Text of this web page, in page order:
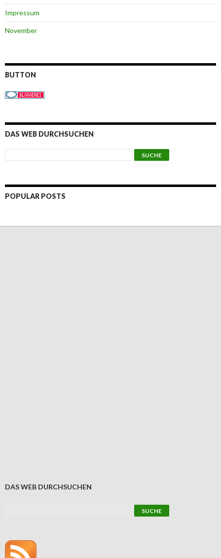
Impressum
November
BUTTON
DAS WEB DURCHSUCHEN
POPULAR POSTS
DAS WEB DURCHSUCHEN